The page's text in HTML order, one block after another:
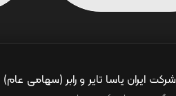
شرکت ایران یاسا تایر و رابر (سهامی عام)